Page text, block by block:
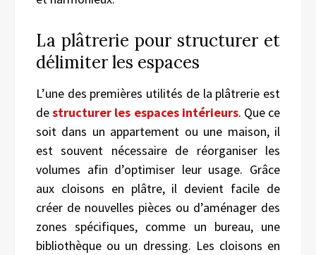
La plâtrerie pour structurer et
délimiter les espaces
L’une des premières utilités de la plâtrerie est
destructurer les espaces intérieurs. Que ce
soit dans un appartement ou une maison, il
est souvent nécessaire de réorganiser les
volumes afin d’optimiser leur usage. Grâce
aux cloisons en plâtre, il devient facile de
créer de nouvelles pièces ou d’aménager des
zones spécifiques, comme un bureau, une
bibliothèque ou un dressing. Les cloisons en